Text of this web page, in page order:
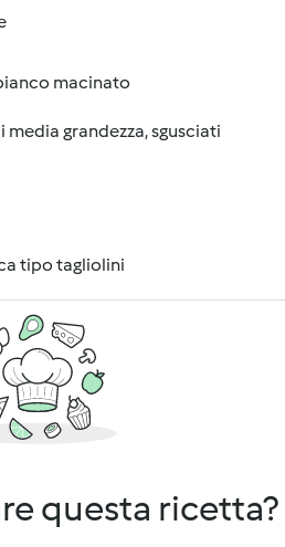
macinato
media grandezza, sgusciati
tipo tagliolini
questa ricetta?